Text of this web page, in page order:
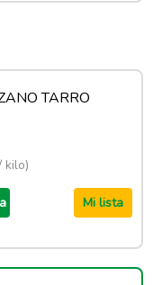
TARRO
kilo)
Mi lista